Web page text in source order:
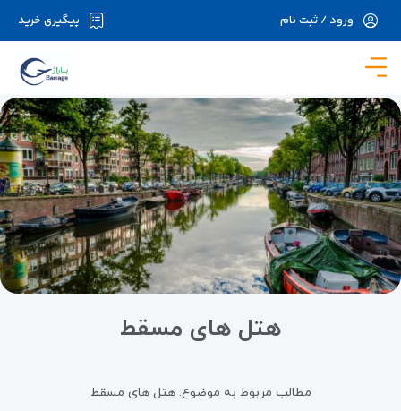
در حال حاضر ارتباط با سرور قطع می باشد لطفا
پیگیری خرید ورود / ثبت نام
هتل های مسقط
مطالب مربوط به موضوع:هتل های مسقط